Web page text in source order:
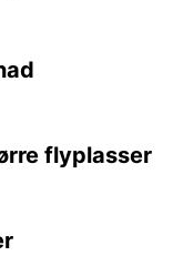
flyplasser